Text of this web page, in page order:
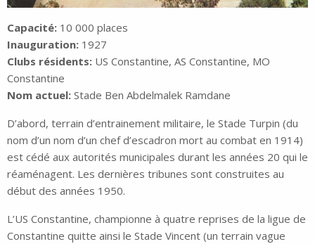
Capacité: 10 000 places
Inauguration: 1927
Clubs résidents: US Constantine, AS Constantine, MO
Constantine
Nom actuel: Stade Ben Abdelmalek Ramdane
D’abord, terrain d’entrainement militaire, le Stade Turpin (du
nom d’un nom d’un chef d’escadron mort au combat en 1914)
est cédé aux autorités municipales durant les années 20 qui le
réaménagent. Les dernières tribunes sont construites au
début des années 1950.
L’US Constantine, championne à quatre reprises de la ligue de
Constantine quitte ainsi le Stade Vincent (un terrain vague